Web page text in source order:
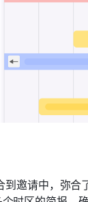
到邀请中，弥